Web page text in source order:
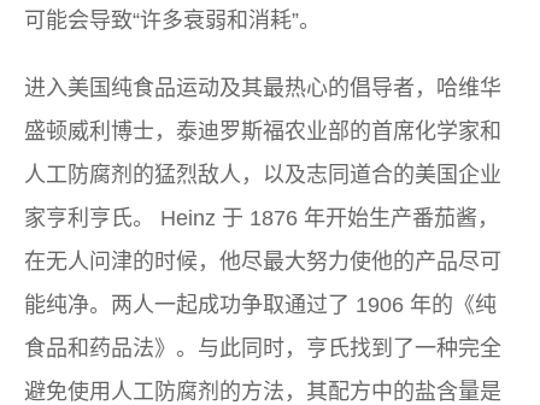
可能会导致“许多衰弱和消耗”。
进入美国纯食品运动及其最热心的倡导者，哈维华
盛顿威利博士，泰迪罗斯福农业部的首席化学家和
人工防腐剂的猛烈敌人，以及志同道合的美国企业
家亨利亨氏。 Heinz 于 1876 年开始生产番茄酱，
在无人问津的时候，他尽最大努力使他的产品尽可
能纯净。两人一起成功争取通过了 1906 年的《纯
食品和药品法》。与此同时，亨氏找到了一种完全
避免使用人工防腐剂的方法，其配方中的盐含量是